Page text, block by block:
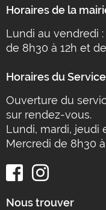
Horaires de la
Lundi au vendredi :
de 8h30 à 12h et
Horaires du
Ouverture du
sur rendez-vous.
Lundi, mardi, jeudi
Mercredi de 8h30
Nous trouver